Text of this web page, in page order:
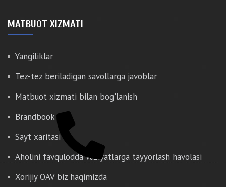
MATBUOT XIZMATI
Yangiliklar
Tez-tez beriladigan savollarga javoblar
Matbuot xizmati bilan bog'lanish
Brandbook
Sayt xaritasi
Aholini favqulodda vaziyatlarga tayyorlash havolasi
Xorijiy OAV biz haqimizda